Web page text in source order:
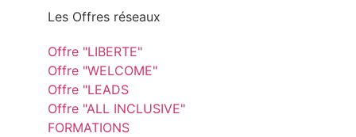
Les Offres réseaux
Offre "LIBERTE"
Offre "WELCOME"
Offre "LEADS
Offre "ALL INCLUSIVE"
FORMATIONS